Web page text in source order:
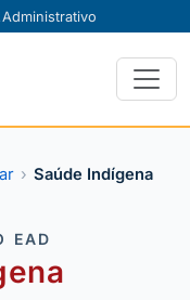
Administrativo
Saúde Indígena
EAD